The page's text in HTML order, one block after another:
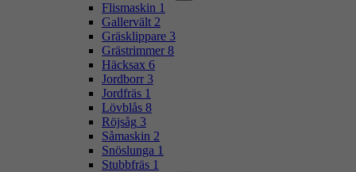
Flismaskin 1
Gallervält 2
Gräsklippare 3
Grästrimmer 8
Häcksax 6
Jordborr 3
Jordfräs 1
Lövblås 8
Röjsåg 3
Såmaskin 2
Snöslunga 1
Stubbfräs 1